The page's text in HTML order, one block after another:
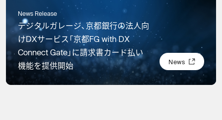
News Release
デジタルガレージ、京都銀行の法人向
けDXサービス「京都FG with DX
Connect Gate」に請求書カード払い
機能を提供開始
News
News